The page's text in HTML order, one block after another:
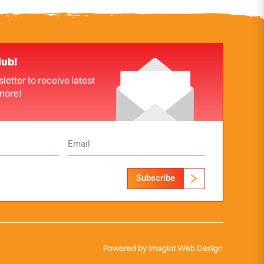
to receive latest
Subscribe
Powered by Imagint Web Design